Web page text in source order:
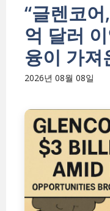
“글렌코
억 달러
융이 가져
2026년 08월 08일